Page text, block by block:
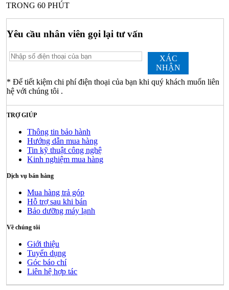
TRONG 60 PHÚT
Yêu cầu nhân viên gọi lại tư vấn
XÁC
NHẬN
* Để tiết kiệm chi phí điện thoại của bạn khi quý khách muốn liên
hệ với chúng tôi .
TRỢ GIÚP
Thông tin bảo hành
Hướng dẫn mua hàng
Tin kỹ thuật công nghệ
Kinh nghiệm mua hàng
Dịch vụ bán hàng
Mua hàng trả góp
Hỗ trợ sau khi bán
Bảo dưỡng máy lạnh
Về chúng tôi
Giới thiệu
Tuyển dụng
Góc báo chí
Liên hệ hợp tác